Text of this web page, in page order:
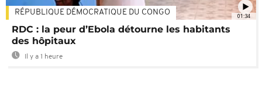
01:34
RÉPUBLIQUE DÉMOCRATIQUE DU CONGO
RDC : la peur d’Ebola détourne les habitants
des hôpitaux
Il y a 1 heure